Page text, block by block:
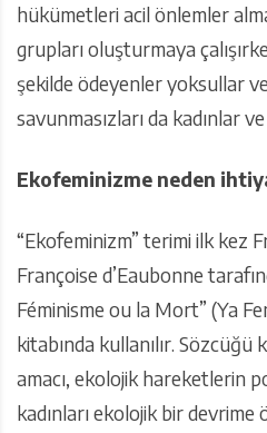
hükümetleri acil önlemler
grupları oluşturmaya
şekilde ödeyenler yoksullar
savunmasızları da kadınlar
Ekofeminizme neden
“Ekofeminizm” terimi ilk kez
Françoise d’Eaubonne
Féminisme ou la Mort” (Ya
kitabında kullanılır. Sözcüğü
amacı, ekolojik hareketlerin
kadınları ekolojik bir